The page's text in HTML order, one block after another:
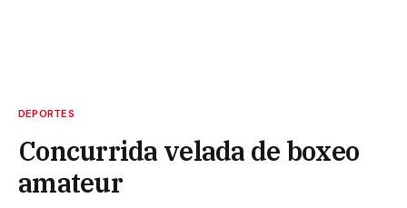
DEPORTES
Concurrida velada de boxeo
amateur